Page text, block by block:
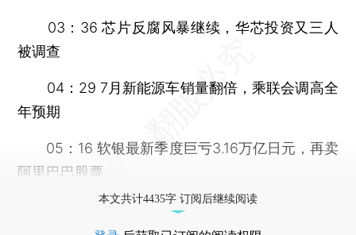
03：36 芯片反腐风暴继续，华芯投资又三人
被调查
04：29 7月新能源车销量翻倍，乘联会调高全
年预期
05：16 软银最新季度巨亏3.16万亿日元，再卖
阿里巴巴股票
本文共计4435字 订阅后继续阅读